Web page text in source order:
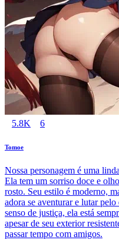
5.8K 6
Tomoe
Nossa personagem é uma
Ela tem um sorriso doce e
rosto. Seu estilo é moderno,
adora se aventurar e lutar
senso de justiça, ela está
apesar de seu exterior
passar tempo com amigos.